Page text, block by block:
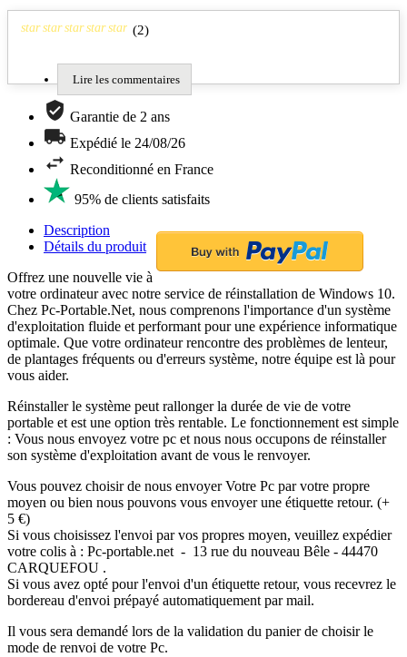
star star star star star (2)
Lire les commentaires
Garantie de 2 ans
Expédié le 24/08/26
Reconditionné en France
95% de clients satisfaits
Description
Détails du produit
Offrez une nouvelle vie à
votre ordinateur avec notre service de réinstallation de Windows 10.
Chez Pc-Portable.Net, nous comprenons l'importance d'un système
d'exploitation fluide et performant pour une expérience informatique
optimale. Que votre ordinateur rencontre des problèmes de lenteur,
de plantages fréquents ou d'erreurs système, notre équipe est là pour
vous aider.
Réinstaller le système peut rallonger la durée de vie de votre
portable et est une option très rentable. Le fonctionnement est simple
: Vous nous envoyez votre pc et nous nous occupons de réinstaller
son système d'exploitation avant de vous le renvoyer.
Vous pouvez choisir de nous envoyer Votre Pc par votre propre
moyen ou bien nous pouvons vous envoyer une étiquette retour. (+
5 €)
Si vous choisissez l'envoi par vos propres moyen, veuillez expédier
votre colis à : Pc-portable.net - 13 rue du nouveau Bêle - 44470
CARQUEFOU .
Si vous avez opté pour l'envoi d'un étiquette retour, vous recevrez le
bordereau d'envoi prépayé automatiquement par mail.
Il vous sera demandé lors de la validation du panier de choisir le
mode de renvoi de votre Pc.